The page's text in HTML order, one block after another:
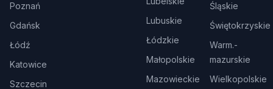
Poznań
Gdańsk
Łódź
Katowice
Szczecin
Lubuskie
Łódzkie
Małopolskie
Mazowieckie
Śląskie
Świętokrzyskie
Warm.-
mazurskie
Wielkopolskie